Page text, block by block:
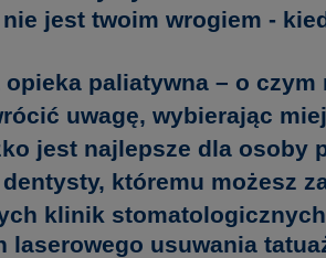
jest twoim wrogiem -
opieka paliatywna – o
uwagę, wybierając
jest najlepsze dla osoby
któremu możesz
klinik
laserowego usuwania